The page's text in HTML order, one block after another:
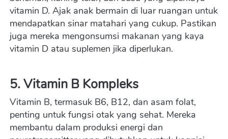
vitamin D. Ajak anak bermain di luar ruangan untuk
mendapatkan sinar matahari yang cukup. Pastikan
juga mereka mengonsumsi makanan yang kaya
vitamin D atau suplemen jika diperlukan.
5. Vitamin B Kompleks
Vitamin B, termasuk B6, B12, dan asam folat,
penting untuk fungsi otak yang sehat. Mereka
membantu dalam produksi energi dan